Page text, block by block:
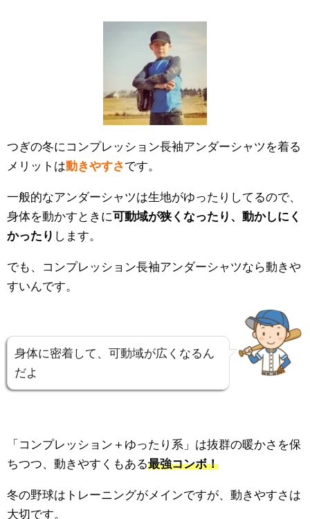
つぎの冬にコンプレッション長袖アンダーシャツを着る
メリットは動きやすさです。
一般的なアンダーシャツは生地がゆったりしてるので、
身体を動かすときに可動域が狭くなったり、動かしにく
かったり します。
でも、コンプレッション長袖アンダーシャツなら動きや
すいんです。
身体に密着して、可動域が広くなるん
だよ
「コンプレッション＋ゆったり系」は抜群の暖かさを保
ちつつ、動きやすくもある最強コンボ！
冬の野球はトレーニングがメインですが、動きやすさは
大切です。